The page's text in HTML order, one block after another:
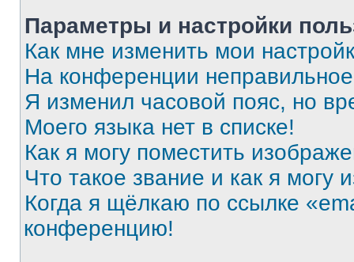
Параметры и настройки
Как мне изменить мои
На конференции
Я изменил часовой пояс, но
Моего языка нет в списке!
Как я могу поместить
Что такое звание и как я могу
Когда я щёлкаю по ссылке
конференцию!